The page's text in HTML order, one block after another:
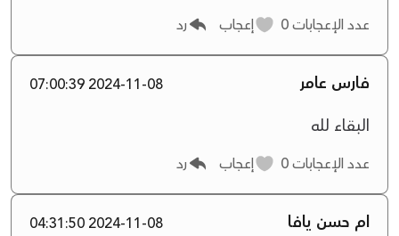
عدد الإعجابات إعجاب رد
فارس عامر 2024-11-08 07:00:39
البقاء لله
عدد الإعجابات إعجاب رد
ام حسن يافا 2024-11-08 04:31:50